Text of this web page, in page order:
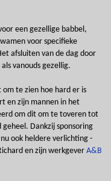
een gezellige babbel,
voor specifieke
afsluiten van de dag door
vanouds gezellig.
te zien hoe hard er is
en zijn mannen in het
om dit om te toveren tot
Dankzij sponsoring
ook heldere verlichting -
en zijn werkgever A&B